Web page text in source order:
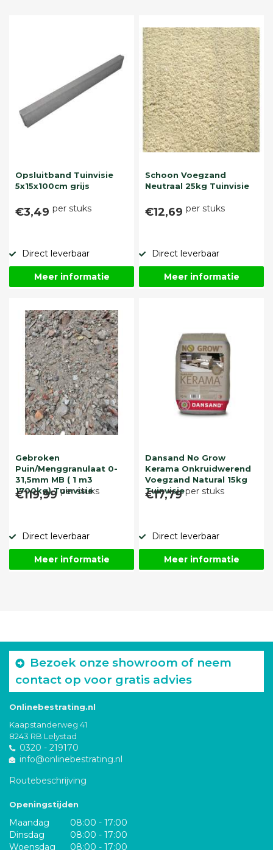
Opsluitband Tuinvisie
5x15x100cm grijs
€3,49 per stuks
Direct leverbaar
Meer informatie
Schoon Voegzand
Neutraal 25kg Tuinvisie
€12,69 per stuks
Direct leverbaar
Meer informatie
Gebroken
Puin/Menggranulaat 0-
31,5mm MB ( 1 m3
1700kg) Tuinvisie
€119,99 per stuks
Direct leverbaar
Meer informatie
Dansand No Grow
Kerama Onkruidwerend
Voegzand Natural 15kg
Tuinvisie
€17,79per stuks
Direct leverbaar
Meer informatie
Bezoek onze showroom of neem
contact op voor gratis advies
Onlinebestrating.nl
Kaapstanderweg 41
8243 RB Lelystad
0320 - 219170
info@onlinebestrating.nl
Routebeschrijving
Openingstijden
Maandag
08:00 - 17:00
Dinsdag
08:00 - 17:00
Woensdag
08:00 - 17:00